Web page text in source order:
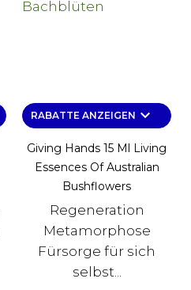
RABATTE ANZEIGEN keyboard_arrow_down
Giving Hands 15 Ml Living
Essences Of Australian
Bushflowers
Regeneration
Metamorphose
Fürsorge für sich
selbst...